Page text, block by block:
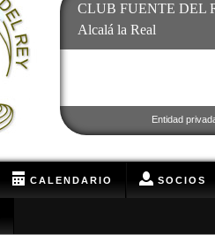
CLUB FUENTE DEL
Alcalá la Real
Entidad
CALENDARIO SOCIOS